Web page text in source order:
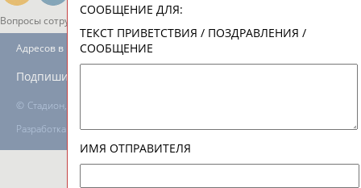
Вопросы сотрудничества и совместной деятельности
© Стадион, 1998-2026
Разработка и поддержка ООО НАИТ «Стадион»
Адресов в новостной рассылке: 996
Подпишись
СООБЩЕНИЕ ДЛЯ:
ТЕКСТ ПРИВЕТСТВИЯ / ПОЗДРАВЛЕНИЯ /
СООБЩЕНИЕ
ИМЯ ОТПРАВИТЕЛЯ